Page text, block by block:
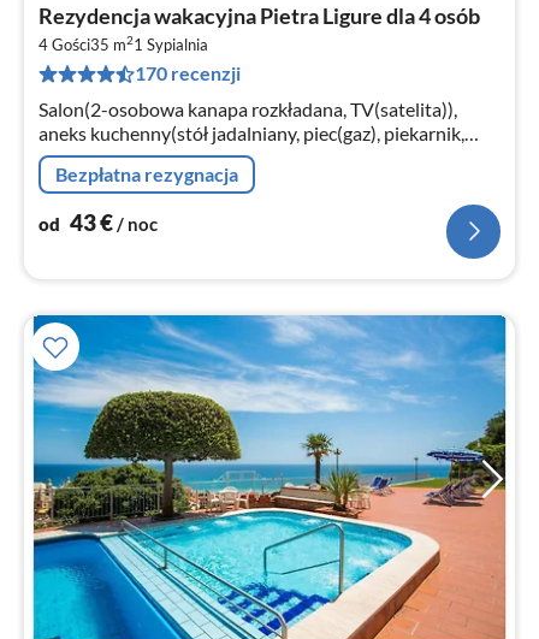
Rezydencja wakacyjna Pietra Ligure dla 4 osób
4 Gości35 m21 Sypialnia
170 recenzji
Salon(2-osobowa kanapa rozkładana, TV(satelita)),
aneks kuchenny(stół jadalniany, piec(gaz), piekarnik,
kuchenka mikrofalowa, lodówko-zamrażarka),
sypialnia(łóżko 2-osobowe)
Bezpłatna rezygnacja
od 43€ / noc